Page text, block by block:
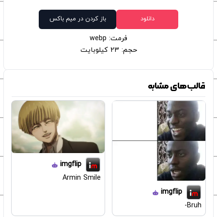
دانلود باز کردن در میم باکس
فرمت: webp
حجم: 23 کیلوبایت
قالب‌های مشابه
imgflip
Bruh-
imgflip
Armin Smile